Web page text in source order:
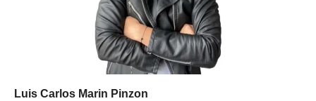
Luis Carlos Marin Pinzon